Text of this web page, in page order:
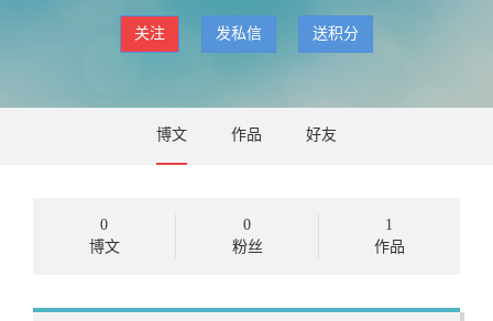
关注 发私信 送积分
博文 作品 好友
0
博文
0
粉丝
1
作品